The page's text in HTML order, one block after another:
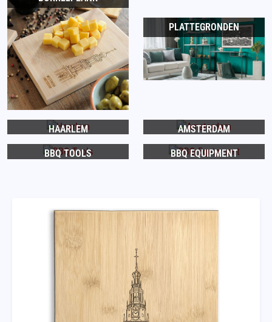
PLATTEGRONDEN
HAARLEM AMSTERDAM
BBQ TOOLS BBQ EQUIPMENT